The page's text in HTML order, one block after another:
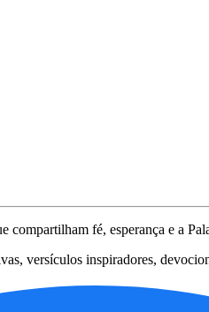
compartilham fé, esperança e a
versículos inspiradores,